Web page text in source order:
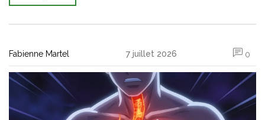
Fabienne Martel 7 juillet 2026 0